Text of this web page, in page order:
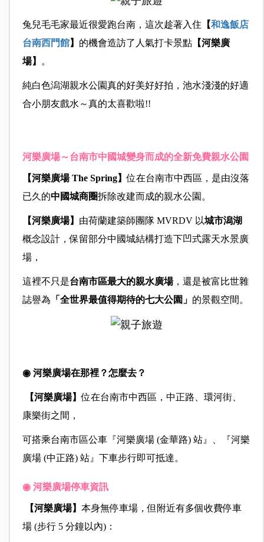
兔兒毛毛家最近很愛跑台南，這次趁著入住 【和逸飯店
台南西門館】 的機會造訪了人氣打卡景點【河樂廣
場】
。
純白色潟湖親水公園真的好美好好拍，池水淺淺的好適
合小朋友戲水～真的太喜歡啦!!
河樂廣場～台南市中國城變身而成的全新免費親水公園
【河樂廣場 The Spring】位在台南市中西區，是由沒落
已久的中國城商圈拆除改建而成的親水公園。
【河樂廣場】 由荷蘭建築師團隊 MVRDV 以城市潟湖
概念設計，保留部分中國城結構打造下凹式露天水景廣
場，
這裡不只是台南市區最大的親水廣場，還是被富比世雜
誌譽為 「全世界最值得期待的七大公園」 的景觀空間。
◉ 河樂廣場在那裡？怎麼去？
【河樂廣場】位在台南市中西區，中正路、環河街、
康樂街之間，
可搭乘台南市區公車『河樂廣場 (金華路) 站』、『河樂
廣場 (中正路) 站』下車步行即可抵達。
◉ 河樂廣場停車資訊
【河樂廣場】 本身無停車場，但附近有多個收費停車
場 (步行 5 分鐘以內)：